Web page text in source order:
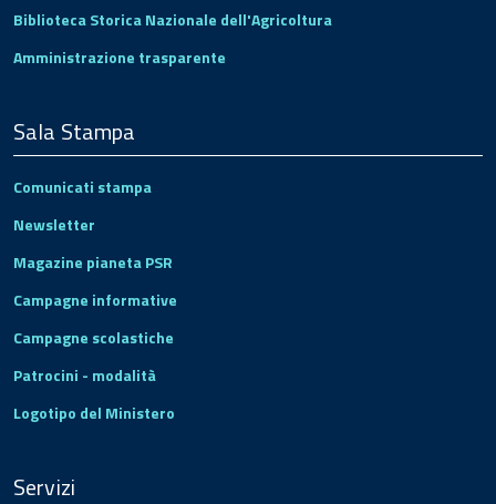
Biblioteca Storica Nazionale dell'Agricoltura
Amministrazione trasparente
Sala Stampa
Comunicati stampa
Newsletter
Magazine pianeta PSR
Campagne informative
Campagne scolastiche
Patrocini - modalità
Logotipo del Ministero
Servizi